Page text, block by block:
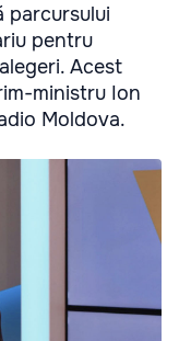
parcursului
pentru
Acest
ministru Ion
Moldova.